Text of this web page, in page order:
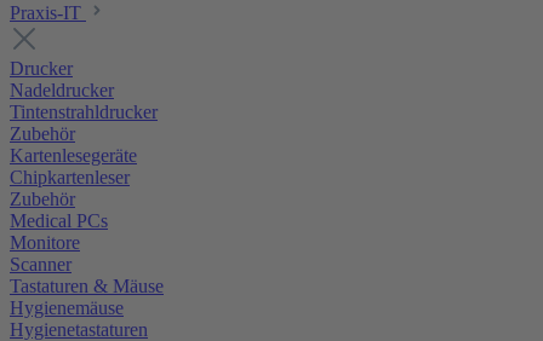
Praxis-IT
Drucker
Nadeldrucker
Tintenstrahldrucker
Zubehör
Kartenlesegeräte
Chipkartenleser
Zubehör
Medical PCs
Monitore
Scanner
Tastaturen & Mäuse
Hygienemäuse
Hygienetastaturen